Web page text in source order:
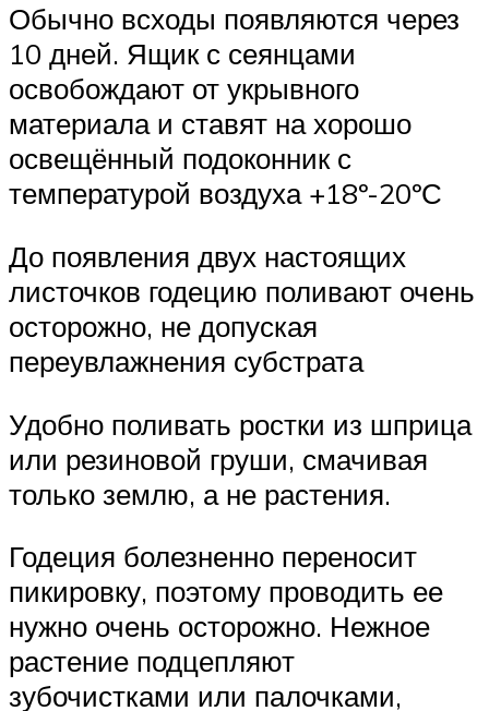
Обычно всходы появляются через
10 дней. Ящик с сеянцами
освобождают от укрывного
материала и ставят на хорошо
освещённый подоконник с
температурой воздуха +18º-20ºС
До появления двух настоящих
листочков годецию поливают очень
осторожно, не допуская
переувлажнения субстрата
Удобно поливать ростки из шприца
или резиновой груши, смачивая
только землю, а не растения.
Годеция болезненно переносит
пикировку, поэтому проводить ее
нужно очень осторожно. Нежное
растение подцепляют
зубочистками или палочками,